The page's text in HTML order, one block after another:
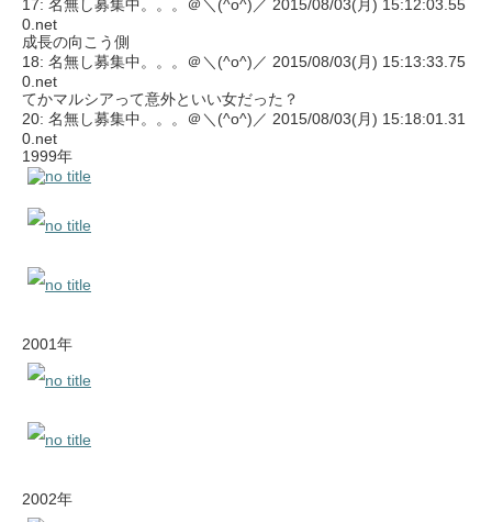
17: 名無し募集中。。。＠＼(^o^)／ 2015/08/03(月) 15:12:03.55
0.net
成長の向こう側
18: 名無し募集中。。。＠＼(^o^)／ 2015/08/03(月) 15:13:33.75
0.net
てかマルシアって意外といい女だった？
20: 名無し募集中。。。＠＼(^o^)／ 2015/08/03(月) 15:18:01.31
0.net
1999年
2001年
2002年